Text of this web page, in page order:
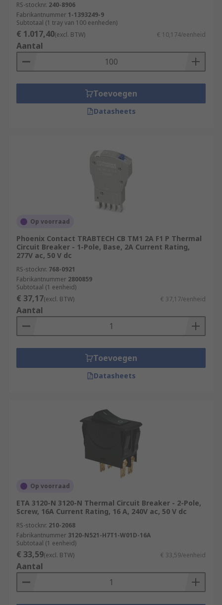
RS-stocknr. 240-8906
Fabrikantnummer 1-1393249-9
Subtotaal (1 tray van 100 eenheden)
€ 1.017,40(excl. BTW) € 10,174/eenheid
Aantal
Toevoegen
Datasheets
Op voorraad
Phoenix Contact TRABTECH CB TM1 2A F1 P Thermal
Circuit Breaker - 1-Pole, Base, 2A Current Rating,
277V ac, 50 V dc
RS-stocknr. 768-0921
Fabrikantnummer 2800859
Subtotaal (1 eenheid)
€ 37,17(excl. BTW) € 37,17/eenheid
Aantal
Toevoegen
Datasheets
Op voorraad
ETA 3120-N 3120-N Thermal Circuit Breaker - 2-Pole,
Screw, 16A Current Rating, 16 A, 240V ac, 50 V dc
RS-stocknr. 210-2068
Fabrikantnummer 3120-N521-H7T1-W01D-16A
Subtotaal (1 eenheid)
€ 33,59(excl. BTW) € 33,59/eenheid
Aantal